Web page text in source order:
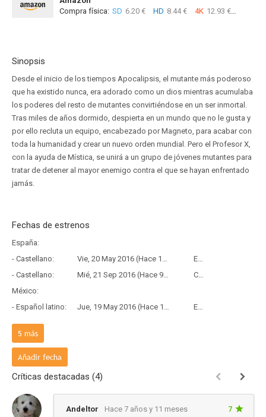
Compra física: SD 6.20 € HD 8.44 € 4K 12.93 €
Sinopsis
Desde el inicio de los tiempos Apocalipsis, el mutante más poderoso
que ha existido nunca, era adorado como un dios mientras acumulaba
los poderes del resto de mutantes convirtiéndose en un ser inmortal.
Tras miles de años dormido, despierta en un mundo que no le gusta y
por ello recluta un equipo, encabezado por Magneto, para acabar con
toda la humanidad y crear un nuevo orden mundial. Pero el Profesor X,
con la ayuda de Mística, se unirá a un grupo de jóvenes mutantes para
tratar de detener al mayor enemigo contra el que se hayan enfrentado
jamás.
Fechas de estrenos
España:
- Castellano:
Vie, 20 May 2016 (Hace 10 años y 2 meses)
Estreno
- Castellano:
Mié, 21 Sep 2016 (Hace 9 años y 10 meses)
Copia Física
México:
- Español latino:
Jue, 19 May 2016 (Hace 10 años y 2 meses)
Estreno
Argentina:
- Español latino:
Chile:
- Español latino:
Jue, 19 May 2016 (Hace 10 años y 2 meses)
- Inglés:
5 más
Añadir fecha
Críticas destacadas (4)
Andeltor Hace 7 años y 11 meses 7